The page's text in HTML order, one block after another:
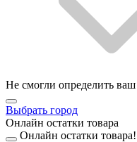
Не смогли определить
Выбрать город
Онлайн остатки товара
Онлайн остатки товара!